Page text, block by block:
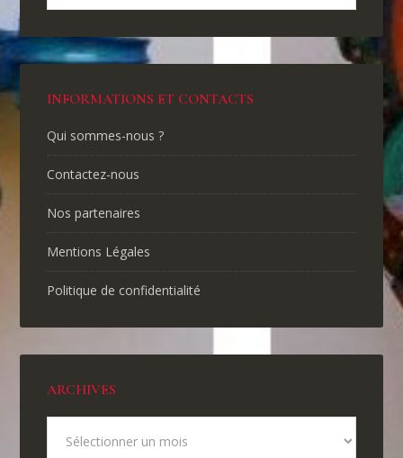
INFORMATIONS ET CONTACTS
Qui sommes-nous ?
Contactez-nous
Nos partenaires
Mentions Légales
Politique de confidentialité
ARCHIVES